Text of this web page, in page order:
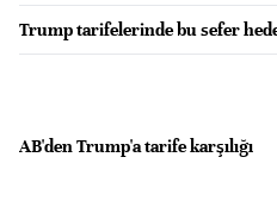
Trump tarifelerinde bu sefer
AB'den Trump'a tarife karşılığı